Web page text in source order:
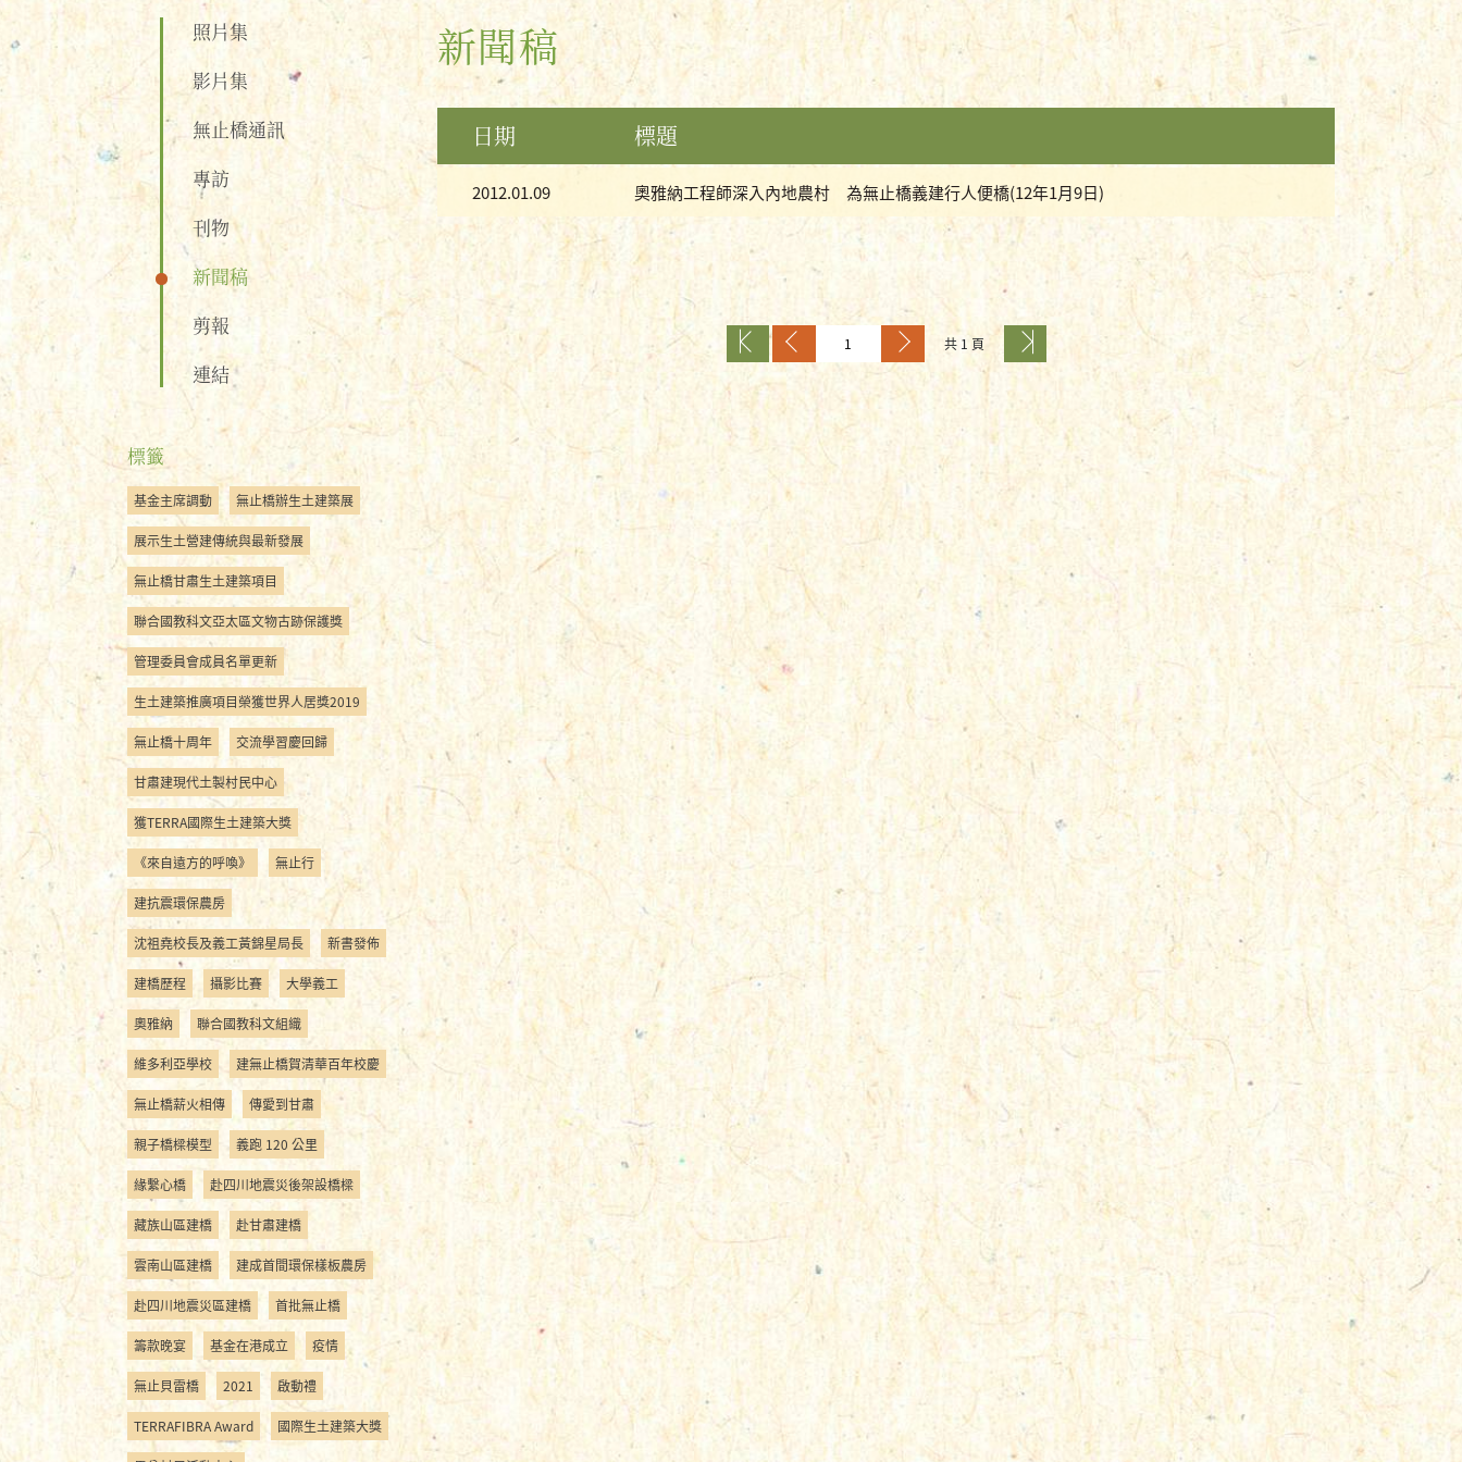
照片集
影片集
無止橋通訊
專訪
刊物
新聞稿
剪報
連結
標籤
基金主席調動 無止橋辦生土建築展
展示生土營建傳統與最新發展
無止橋甘肅生土建築項目
聯合國教科文亞太區文物古跡保護獎
管理委員會成員名單更新
生土建築推廣項目榮獲世界人居獎2019
無止橋十周年 交流學習慶回歸
甘肅建現代土製村民中心
獲TERRA國際生土建築大獎
《來自遠方的呼喚》 無止行
建抗震環保農房
沈祖堯校長及義工黃錦星局長 新書發佈
建橋歷程 攝影比賽 大學義工
奧雅納 聯合國教科文組織
維多利亞學校 建無止橋賀清華百年校慶
無止橋薪火相傳 傳愛到甘肅
親子橋樑模型 義跑 120 公里
緣繫心橋 赴四川地震災後架設橋樑
藏族山區建橋 赴甘肅建橋
雲南山區建橋 建成首間環保樣板農房
赴四川地震災區建橋 首批無止橋
籌款晚宴 基金在港成立 疫情
無止貝雷橋 2021 啟動禮
TERRAFIBRA Award 國際生土建築大獎
新聞稿
日期 標題
2012.01.09 奧雅納工程師深入內地農村 為無止橋義建行人便橋(12年1月9日)
共 1 頁